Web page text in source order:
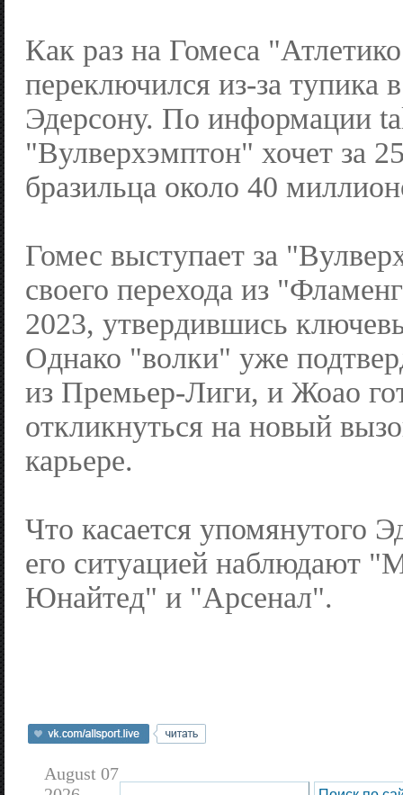
Как раз на Гомеса
переключился из-за тупика
Эдерсону. По информации
"Вулверхэмптон" хочет за
бразильца около 40
Гомес выступает за
своего перехода из
2023, утвердившись
Однако "волки" уже
из Премьер-Лиги, и Жоао
откликнуться на новый
карьере.
Что касается упомянутого
его ситуацией наблюдают
Юнайтед" и "Арсенал".
August 07